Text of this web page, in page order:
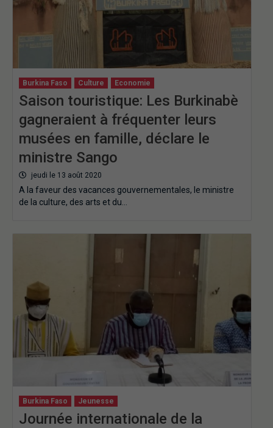
Burkina Faso Culture Economie
Saison touristique: Les Burkinabè
gagneraient à fréquenter leurs
musées en famille, déclare le
ministre Sango
jeudi le 13 août 2020
A la faveur des vacances gouvernementales, le ministre
de la culture, des arts et du…
Burkina Faso Jeunesse
Journée internationale de la